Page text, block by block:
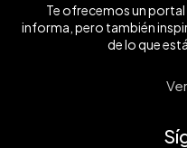
Te ofrecemos un
informa, pero también
de lo que